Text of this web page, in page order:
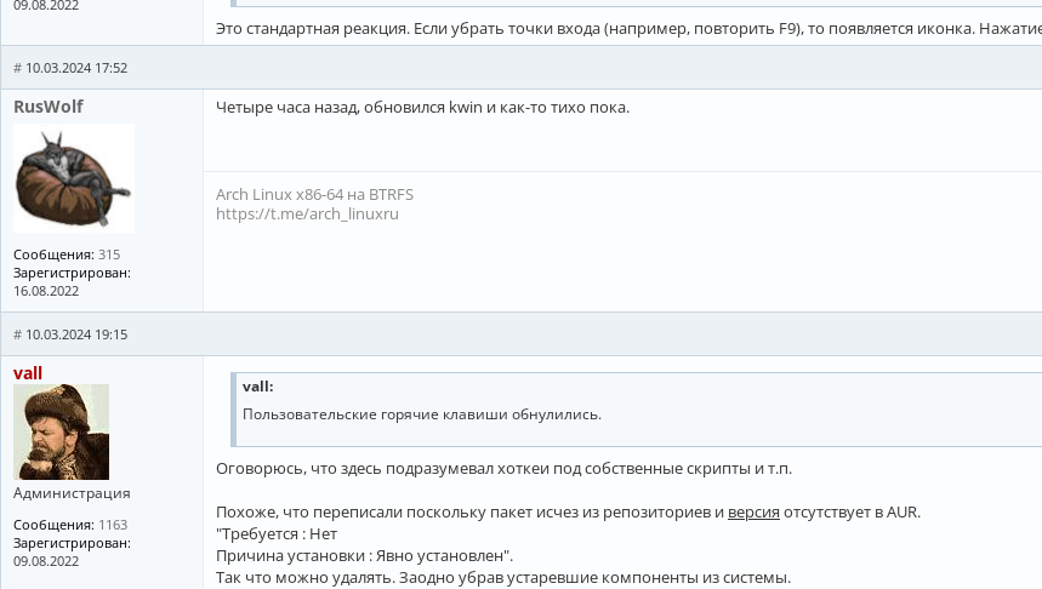
09.08.2022
Это стандартная реакция. Если убрать точки входа (например, повторить F9), то появляется иконка.
RusWolf
Сообщения: 315
Зарегистрирован:
16.08.2022
# 10.03.2024 17:52
Четыре часа назад, обновился kwin и как-то тихо пока.
Arch Linux x86-64 на BTRFS
https://t.me/arch_linuxru
vall
Администрация
Сообщения: 1163
Зарегистрирован:
09.08.2022
# 10.03.2024 19:15
vall:
Пользовательские горячие клавиши обнулились.
Оговорюсь, что здесь подразумевал хоткеи под собственные скрипты и т.п.
Похоже, что переписали поскольку пакет исчез из репозиториев и версия отсутствует в AUR.
"Требуется : Нет
Причина установки : Явно установлен".
Так что можно удалять. Заодно убрав устаревшие компоненты из системы.